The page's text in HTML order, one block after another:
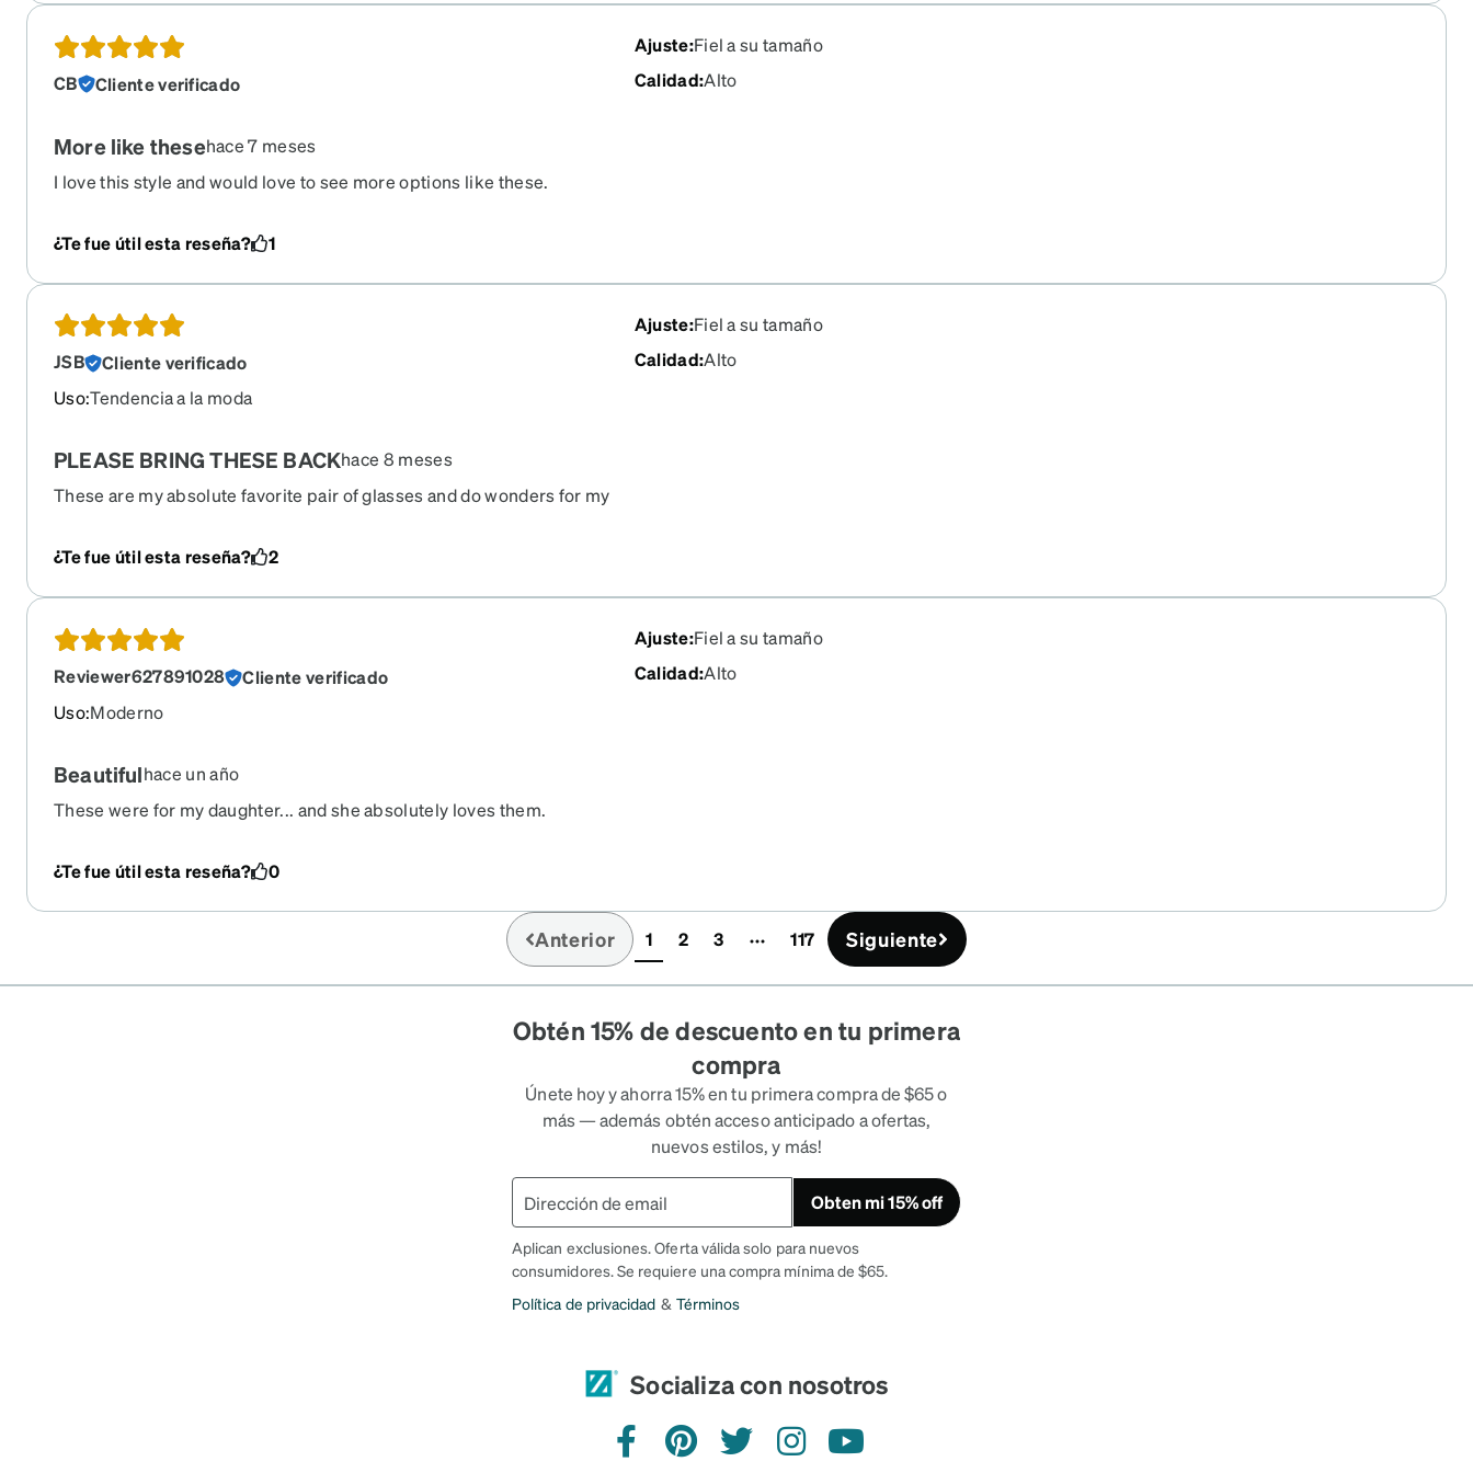
CB Cliente verificado
Ajuste:Fiel a su tamaño
Calidad:Alto
More like thesehace 7 meses
I love this style and would love to see more options like these.
¿Te fue útil esta reseña? 1
JSB
Cliente verificado
Uso:Tendencia a la moda
Ajuste:Fiel a su tamaño
Calidad:Alto
PLEASE BRING THESE BACKhace 8 meses
These are my absolute favorite pair of glasses and do wonders for my
proudly I got them from ZENNI! But unfortunately my favorite pair of glasses
or two today and was heartbroken to see they were retired! These are the most
chic pair of glasses I’ve owned to date and I’ve worn Calvin Klein, Marc Jacob’s
and more! Please bring these back Zenni! :) <3
¿Te fue útil esta reseña? 2
Reviewer627891028
Cliente verificado
Uso:Moderno
Ajuste:Fiel a su tamaño
Calidad:Alto
Beautifulhace un año
These were for my daughter... and she absolutely loves them.
¿Te fue útil esta reseña? 0
Anterior 1(current)
2 3 117 Siguiente
Obtén 15% de descuento en tu primera
compra
Únete hoy y ahorra 15% en tu primera compra de $65 o
más — además obtén acceso anticipado a ofertas,
nuevos estilos, y más!
Obten mi 15% off
Aplican exclusiones. Oferta válida solo para nuevos
consumidores. Se requiere una compra mínima de $65.
Política de privacidad & Términos
Socializa con nosotros
FacebookPinterestTwitterInstagramYouTube